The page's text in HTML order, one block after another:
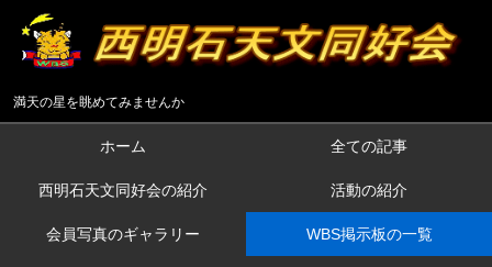
満天の星を眺めてみませんか
ホーム 全ての記事
西明石天文同好会の紹介 活動の紹介
会員写真のギャラリー WBS掲示板の一覧